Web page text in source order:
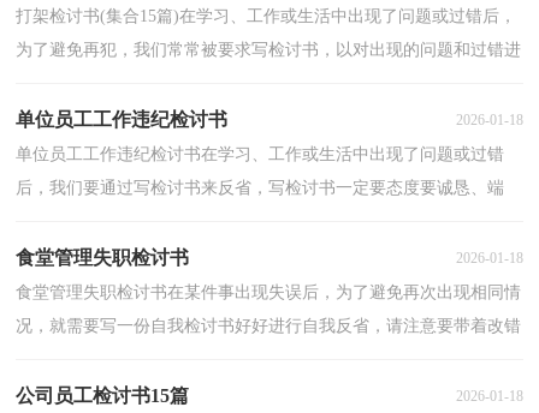
打架检讨书(集合15篇)在学习、工作或生活中出现了问题或过错后，
为了避免再犯，我们常常被要求写检讨书，以对出现的问题和过错进
单位员工工作违纪检讨书 2026-01-18
单位员工工作违纪检讨书在学习、工作或生活中出现了问题或过错
后，我们要通过写检讨书来反省，写检讨书一定要态度要诚恳、端
食堂管理失职检讨书 2026-01-18
食堂管理失职检讨书在某件事出现失误后，为了避免再次出现相同情
况，就需要写一份自我检讨书好好进行自我反省，请注意要带着改错
公司员工检讨书15篇 2026-01-18